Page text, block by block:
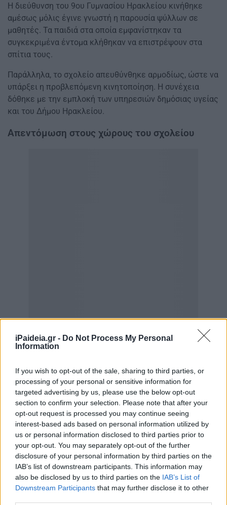
iPaideia.gr - Do Not Process My Personal
Information
If you wish to opt-out of the sale, sharing to third parties, or
processing of your personal or sensitive information for
targeted advertising by us, please use the below opt-out
section to confirm your selection. Please note that after your
opt-out request is processed you may continue seeing
interest-based ads based on personal information utilized by
us or personal information disclosed to third parties prior to
your opt-out. You may separately opt-out of the further
disclosure of your personal information by third parties on the
IAB’s list of downstream participants. This information may
also be disclosed by us to third parties on the IAB’s List of
Downstream Participants that may further disclose it to other
Η διεύθυνση του 9ου Γυμνασίου Ηρακλείου κινήθηκε
αμέσως μόλις έγινε γνωστή η παρουσία ψύλλων σε
μαθητές. Τα παιδιά στα οποία εμφανίστηκαν τα
συγκεκριμένα έντομα κλήθηκαν να επιστρέψουν στα
σπίτια τους.
Παράλληλα, το σχολείο απευθύνθηκε αρμοδίως, ώστε να
υπάρξει η προβλεπόμενη κινητοποίηση. Η συνέχεια
δόθηκε με την εμπλοκή των υπηρεσιών δημόσιας υγείας
και του Δήμου Ηρακλείου.
Απεντόμωση στους χώρους του σχολείου
Την Παρασκευή, ιδιωτικό συνεργείο ανέλαβε τις
εργασίες απεντόμωσης στους χώρους της σχολικής
μονάδας. Οι παρεμβάσεις έγιναν μετά το κλείσιμο του